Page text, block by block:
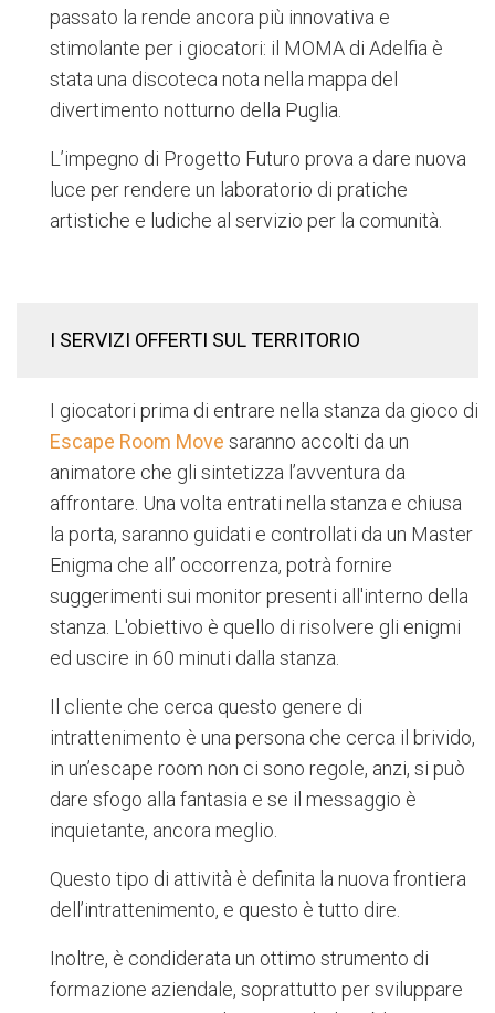
passato la rende ancora più innovativa e
stimolante per i giocatori: il MOMA di Adelfia è
stata una discoteca nota nella mappa del
divertimento notturno della Puglia.
L’impegno di Progetto Futuro prova a dare nuova
luce per rendere un laboratorio di pratiche
artistiche e ludiche al servizio per la comunità.
I SERVIZI OFFERTI SUL TERRITORIO
I giocatori prima di entrare nella stanza da gioco di
Escape Room Move saranno accolti da un
animatore che gli sintetizza l’avventura da
affrontare. Una volta entrati nella stanza e chiusa
la porta, saranno guidati e controllati da un Master
Enigma che all’ occorrenza, potrà fornire
suggerimenti sui monitor presenti all'interno della
stanza. L'obiettivo è quello di risolvere gli enigmi
ed uscire in 60 minuti dalla stanza.
Il cliente che cerca questo genere di
intrattenimento è una persona che cerca il brivido,
in un’escape room non ci sono regole, anzi, si può
dare sfogo alla fantasia e se il messaggio è
inquietante, ancora meglio.
Questo tipo di attività è definita la nuova frontiera
dell’intrattenimento, e questo è tutto dire.
Inoltre, è condiderata un ottimo strumento di
formazione aziendale, soprattutto per sviluppare